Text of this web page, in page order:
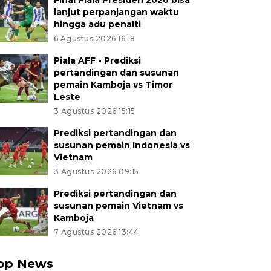
lanjut perpanjangan waktu
hingga adu penalti
6 Agustus 2026 16:18
Piala AFF - Prediksi
pertandingan dan susunan
pemain Kamboja vs Timor
Leste
3 Agustus 2026 15:15
Prediksi pertandingan dan
susunan pemain Indonesia vs
Vietnam
3 Agustus 2026 09:15
Prediksi pertandingan dan
susunan pemain Vietnam vs
Kamboja
7 Agustus 2026 13:44
News